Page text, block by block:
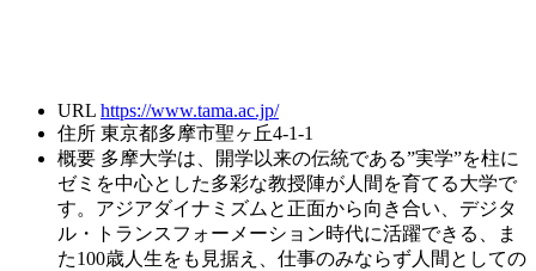
URL https://www.tama.ac.jp/
住所 東京都多摩市聖ヶ丘4-1-1
概要 多摩大学は、開学以来の伝統である”実学”を柱に
ゼミを中心とした多彩な教授陣が人間を育てる大学で
す。アジアダイナミズムと正面から向き合い、デジタ
ル・トランスフォーメーション時代に活躍できる、ま
た100歳人生をも見据え、仕事のみならず人間としての